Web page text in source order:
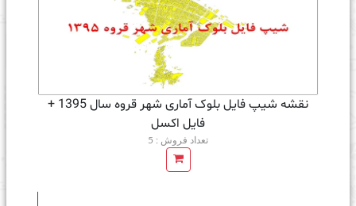
نقشه شیپ فایل بلوک آماری شهر قروه سال 1395 +
فايل اكسل
تعداد فروش : 5